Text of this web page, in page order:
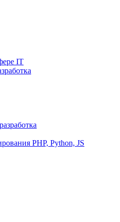
IT
PHP, Python, JS